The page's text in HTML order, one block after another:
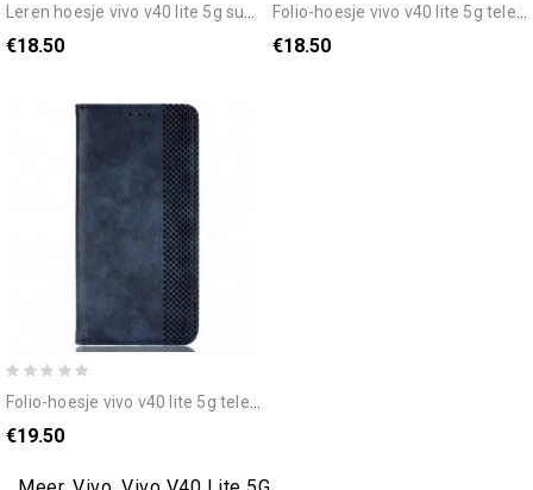
leren hoesje vivo v40 lite 5g suède-effect bescherming hoesje
€18.50
folio-hoesje vivo v40 lite 5g telefoonhoesje diamantstructuur
€18.50
folio-hoesje vivo v40 lite 5g telefoonhoesje vintage rand
€19.50